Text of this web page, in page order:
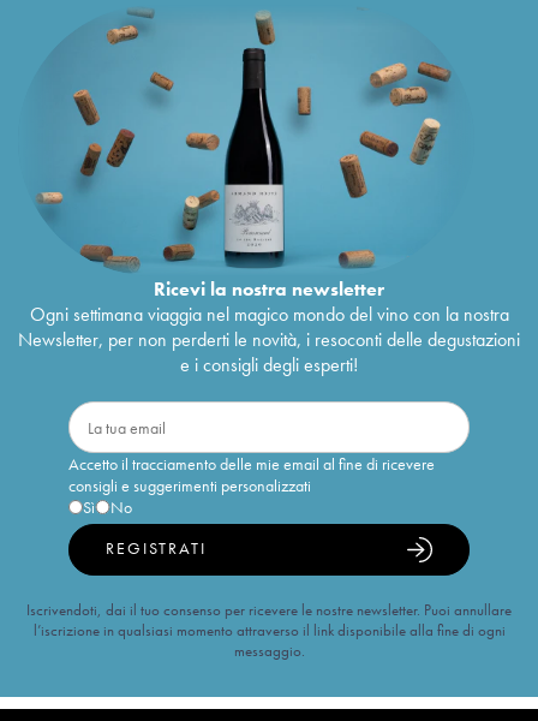
Ricevi la nostra newsletter
Ogni settimana viaggia nel magico mondo del vino con la nostra
Newsletter, per non perderti le novità, i resoconti delle degustazioni
e i consigli degli esperti!
Accetto il tracciamento delle mie email al fine di ricevere
consigli e suggerimenti personalizzati
Sì
No
REGISTRATI
Iscrivendoti, dai il tuo consenso per ricevere le nostre newsletter. Puoi annullare
l’iscrizione in qualsiasi momento attraverso il link disponibile alla fine di ogni
messaggio.